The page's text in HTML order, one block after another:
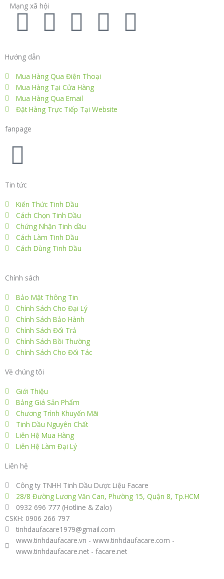
Mạng xã hội
F
a
c
e
b
o
o
k
T
i
t
t
L
n
k
e
n
I
t
a
P
Hướng dẫn
Mua Hàng Qua Điện Thoại
Mua Hàng Tại Cửa Hàng
Mua Hàng Qua Email
Đặt Hàng Trực Tiếp Tại Website
fanpage
F
a
c
e
b
o
o
k
Tin tức
Kiến Thức Tinh Dầu
Cách Chọn Tinh Dầu
Chứng Nhận Tinh dầu
Cách Làm Tinh Dầu
Cách Dùng Tinh Dầu
Chính sách
Bảo Mật Thông Tin
Chính Sách Cho Đại Lý
Chính Sách Bảo Hành
Chính Sách Đổi Trả
Chính Sách Bồi Thường
Chính Sách Cho Đối Tác
Về chúng tôi
Giới Thiệu
Bảng Giá Sản Phẩm
Chương Trình Khuyến Mãi
Tinh Dầu Nguyên Chất
Liên Hệ Mua Hàng
Liên Hệ Làm Đại Lý
Liên hệ
Công ty TNHH Tinh Dầu Dược Liệu Facare
28/8 Đường Lương Văn Can, Phường 15, Quận 8, Tp.HCM
0932 696 777 (Hotline & Zalo)
CSKH: 0906 266 797
tinhdaufacare1979@gmail.com
www.tinhdaufacare.vn - www.tinhdaufacare.com -
www.tinhdaufacare.net - facare.net